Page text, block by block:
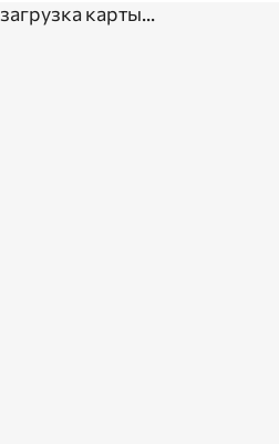
загрузка карты...